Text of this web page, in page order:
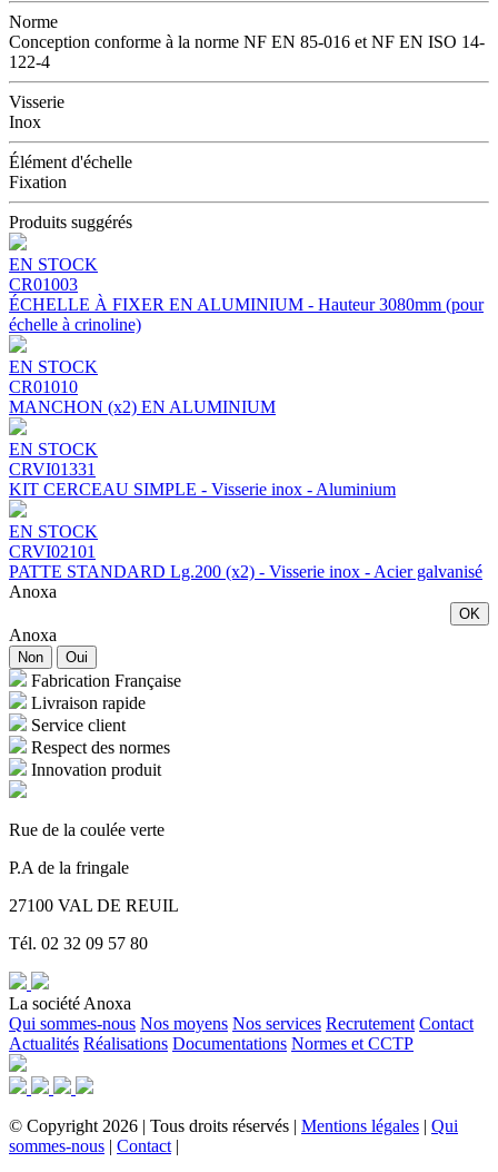
Norme
Conception conforme à la norme NF EN 85-016 et NF EN ISO 14-
122-4
Visserie
Inox
Élément d'échelle
Fixation
Produits suggérés
EN STOCK
CR01003
ÉCHELLE À FIXER EN ALUMINIUM - Hauteur 3080mm (pour
échelle à crinoline)
EN STOCK
CR01010
MANCHON (x2) EN ALUMINIUM
EN STOCK
CRVI01331
KIT CERCEAU SIMPLE - Visserie inox - Aluminium
EN STOCK
CRVI02101
PATTE STANDARD Lg.200 (x2) - Visserie inox - Acier galvanisé
Anoxa
OK
Anoxa
Non Oui
Fabrication Française
Livraison rapide
Service client
Respect des normes
Innovation produit
Rue de la coulée verte
P.A de la fringale
27100 VAL DE REUIL
Tél. 02 32 09 57 80
La société Anoxa
Qui sommes-nous Nos moyens Nos services Recrutement Contact
Actualités Réalisations Documentations Normes et CCTP
© Copyright 2026 | Tous droits réservés | Mentions légales | Qui
sommes-nous | Contact |